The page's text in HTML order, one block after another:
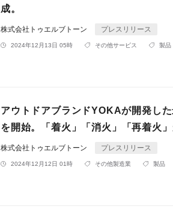
成。
株式会社トゥエルブトーン プレスリリース
2024年12月13日 05時 その他サービス 製品
アウトドアブランドYOKAが開発し
を開始。「着火」「消火」「再着火」
株式会社トゥエルブトーン プレスリリース
2024年12月12日 01時 その他製造業 製品